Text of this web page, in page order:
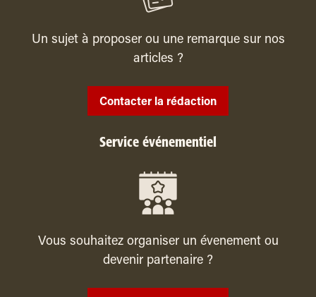
Un sujet à proposer ou une remarque sur nos
articles ?
Contacter la rédaction
Service événementiel
Vous souhaitez organiser un évenement ou
devenir partenaire ?